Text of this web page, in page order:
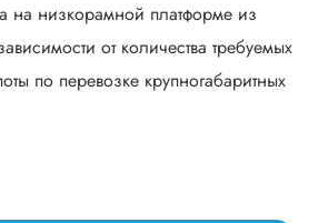
на низкорамной платформе из
от количества требуемых
по перевозке крупногабаритных